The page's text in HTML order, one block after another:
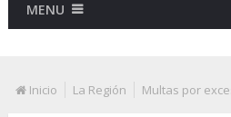
MENU
Inicio La Región Multas por